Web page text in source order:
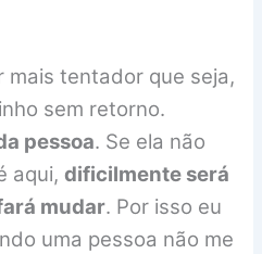
tentador que seja,
sem retorno.
pessoa. Se ela não
aqui,dificilmente será
mudar. Por isso eu
uma pessoa não me